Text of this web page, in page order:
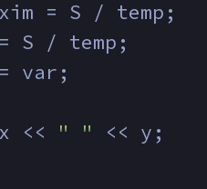
= S / temp;
S / temp;
var;
<<
" "
<< y;